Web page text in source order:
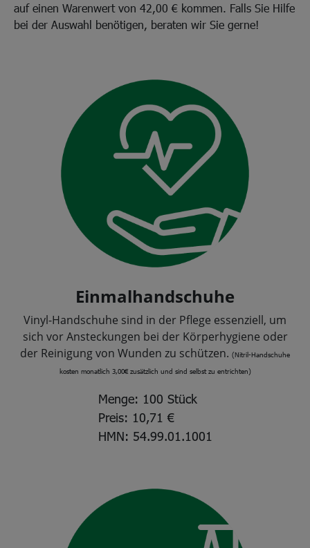
auf einen Warenwert von 42,00 € kommen. Falls Sie Hilfe
bei der Auswahl benötigen, beraten wir Sie gerne!
Einmalhandschuhe
Vinyl-Handschuhe sind in der Pflege essenziell, um
sich vor Ansteckungen bei der Körperhygiene oder
der Reinigung von Wunden zu schützen. (Nitril-Handschuhe
kosten monatlich 3,00€ zusätzlich und sind selbst zu entrichten)
Menge: 100 Stück
Preis: 10,71 €
HMN: 54.99.01.1001